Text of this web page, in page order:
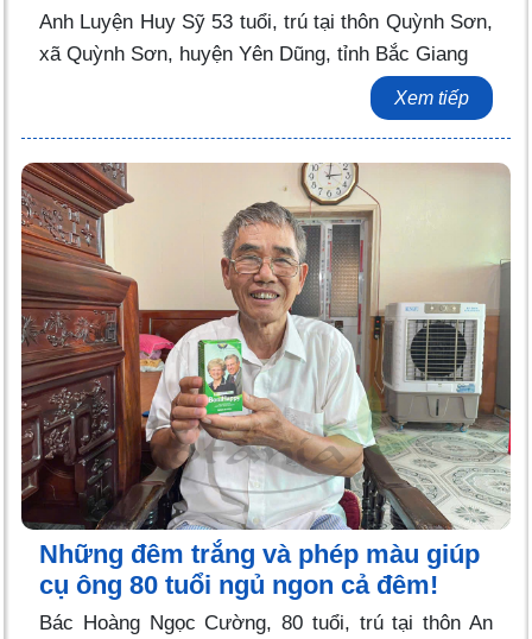
Anh Luyện Huy Sỹ 53 tuổi, trú tại thôn Quỳnh Sơn,
xã Quỳnh Sơn, huyện Yên Dũng, tỉnh Bắc Giang
Xem tiếp
Những đêm trắng và phép màu giúp
cụ ông 80 tuổi ngủ ngon cả đêm!
Bác Hoàng Ngọc Cường, 80 tuổi, trú tại thôn An